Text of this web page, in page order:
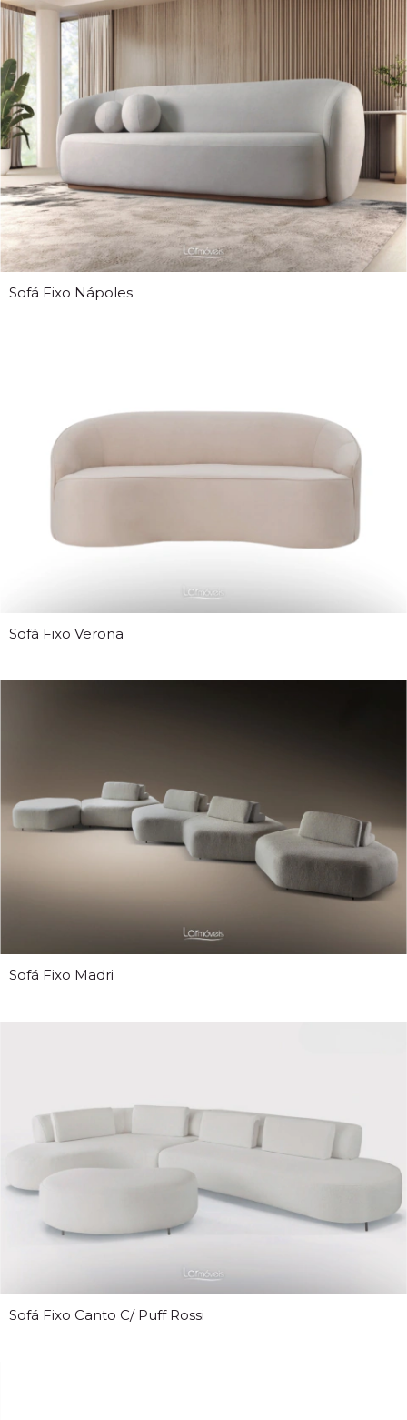
Sofá Fixo Nápoles
Sofá Fixo Verona
Sofá Fixo Madri
Sofá Fixo Canto C/ Puff Rossi